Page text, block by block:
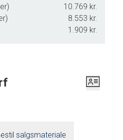
10.769 kr.
8.553 kr.
1.909 kr.
salgsmateriale